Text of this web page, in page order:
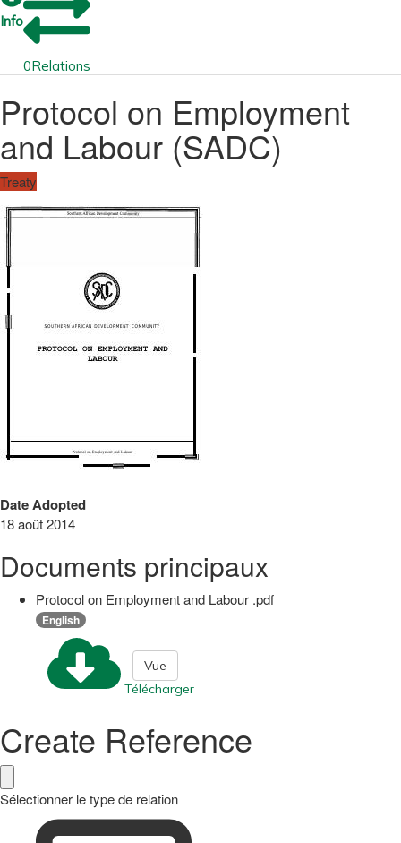
Info
0Relations
Protocol on Employment
and Labour (SADC)
Treaty
Date Adopted
18 août 2014
Documents principaux
Protocol on Employment and Labour .pdf
English
Télécharger
Vue
Create Reference
Sélectionner le type de relation